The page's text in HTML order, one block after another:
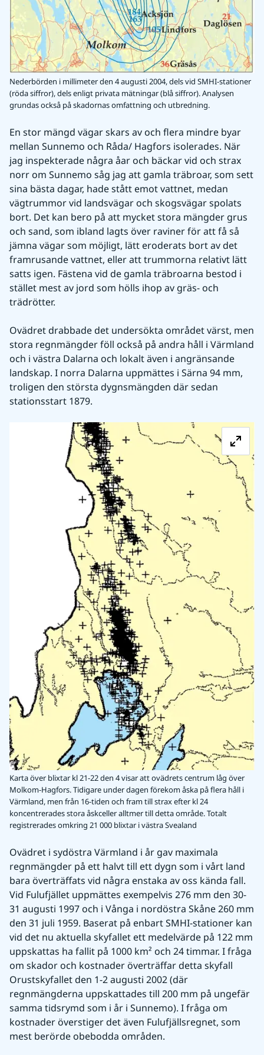
Nederbörden i millimeter den 4 augusti 2004, dels vid SMHI-stationer
(röda siffror), dels enligt privata mätningar (blå siffror). Analysen
grundas också på skadornas omfattning och utbredning.
En stor mängd vägar skars av och flera mindre byar
mellan Sunnemo och Råda/ Hagfors isolerades. När
jag inspekterade några åar och bäckar vid och strax
norr om Sunnemo såg jag att gamla träbroar, som sett
sina bästa dagar, hade stått emot vattnet, medan
vägtrummor vid landsvägar och skogsvägar spolats
bort. Det kan bero på att mycket stora mängder grus
och sand, som ibland lagts över raviner för att få så
jämna vägar som möjligt, lätt eroderats bort av det
framrusande vattnet, eller att trummorna relativt lätt
satts igen. Fästena vid de gamla träbroarna bestod i
stället mest av jord som hölls ihop av gräs- och
trädrötter.
Ovädret drabbade det undersökta området värst, men
stora regnmängder föll också på andra håll i Värmland
och i västra Dalarna och lokalt även i angränsande
landskap. I norra Dalarna uppmättes i Särna 94 mm,
troligen den största dygnsmängden där sedan
stationsstart 1879.
Karta över blixtar kl 21-22 den 4 visar att ovädrets centrum låg över
Molkom-Hagfors. Tidigare under dagen förekom åska på flera håll i
Värmland, men från 16-tiden och fram till strax efter kl 24
koncentrerades stora åskceller alltmer till detta område. Totalt
registrerades omkring 21 000 blixtar i västra Svealand
Ovädret i sydöstra Värmland i år gav maximala
regnmängder på ett halvt till ett dygn som i vårt land
bara överträffats vid några enstaka av oss kända fall.
Vid Fulufjället uppmättes exempelvis 276 mm den 30-
31 augusti 1997 och i Vånga i nordöstra Skåne 260 mm
den 31 juli 1959. Baserat på enbart SMHI-stationer kan
vid det nu aktuella skyfallet ett medelvärde på 122 mm
uppskattas ha fallit på 1000 km² och 24 timmar. I fråga
om skador och kostnader överträffar detta skyfall
Orustskyfallet den 1-2 augusti 2002 (där
regnmängderna uppskattades till 200 mm på ungefär
samma tidsrymd som i år i Sunnemo). I fråga om
kostnader överstiger det även Fulufjällsregnet, som
mest berörde obebodda områden.